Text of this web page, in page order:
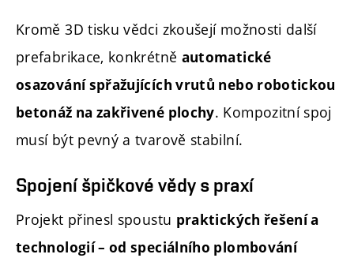
Kromě 3D tisku vědci zkoušejí možnosti další
prefabrikace, konkrétně automatické
osazování spřažujících vrutů nebo robotickou
betonáž na zakřivené plochy. Kompozitní spoj
musí být pevný a tvarově stabilní.
Spojení špičkové vědy s praxí
Projekt přinesl spoustu praktických řešení a
technologií – od speciálního plombování